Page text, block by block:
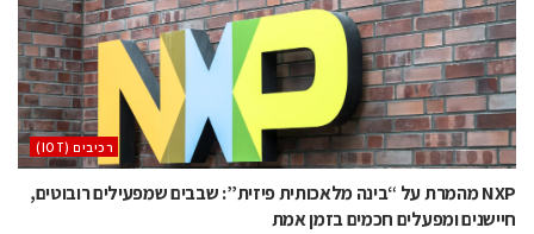
‫רכיבים‬ (IOT)
NXP מהמרת על “בינה מלאכותית פיזית”: שבבים שמפעילים רובוטים,
חיישנים ומפעלים חכמים בזמן אמת